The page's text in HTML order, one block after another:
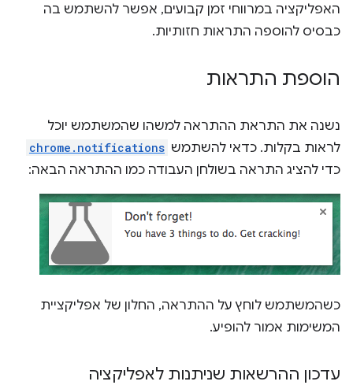
האפליקציה במרווחי זמן קבועים, אפשר להשתמש בה
כבסיס להוספה התראות חזותיות.
הוספת התראות
נשנה את התראת ההתראה למשהו שהמשתמש יוכל
לראות בקלות. כדאי להשתמש chrome.notifications
כדי להציג התראה בשולחן העבודה כמו ההתראה הבאה:
כשהמשתמש לוחץ על ההתראה, החלון של אפליקציית
המשימות אמור להופיע.
עדכון ההרשאות שניתנות לאפליקציה